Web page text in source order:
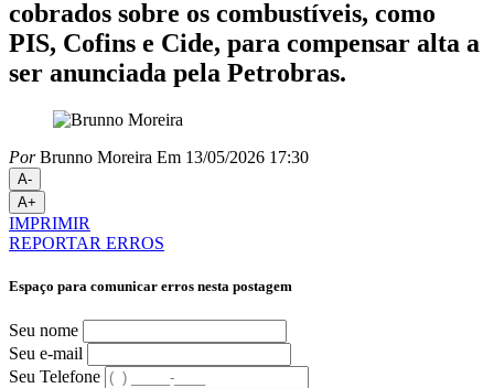
cobrados sobre os combustíveis, como
PIS, Cofins e Cide, para compensar alta a
ser anunciada pela Petrobras.
PorBrunno Moreira Em 13/05/2026 17:30
A-
A+
IMPRIMIR
REPORTAR ERROS
Espaço para comunicar erros nesta postagem
Seu nome
Seu e-mail
Seu Telefone